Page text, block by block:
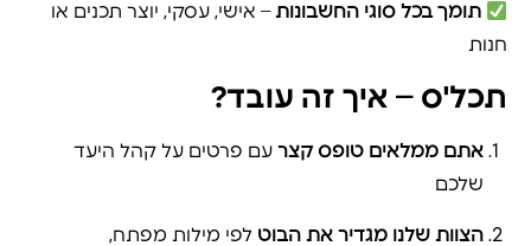
תומך בכל סוגי החשבונות – אישי, עסקי, יוצר תכנים או
חנות
תכל'ס – איך זה עובד?
אתם ממלאים טופס קצר עם פרטים על קהל היעד
שלכם
הצוות שלנו מגדיר את הבוט לפי מילות מפתח,